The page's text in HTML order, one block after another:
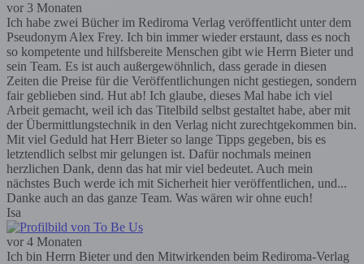
vor 3 Monaten
Ich habe zwei Bücher im Rediroma Verlag veröffentlicht unter dem
Pseudonym Alex Frey. Ich bin immer wieder erstaunt, dass es noch
so kompetente und hilfsbereite Menschen gibt wie Herrn Bieter und
sein Team. Es ist auch außergewöhnlich, dass gerade in diesen
Zeiten die Preise für die Veröffentlichungen nicht gestiegen, sondern
fair geblieben sind. Hut ab! Ich glaube, dieses Mal habe ich viel
Arbeit gemacht, weil ich das Titelbild selbst gestaltet habe, aber mit
der Übermittlungstechnik in den Verlag nicht zurechtgekommen bin.
Mit viel Geduld hat Herr Bieter so lange Tipps gegeben, bis es
letztendlich selbst mir gelungen ist. Dafür nochmals meinen
herzlichen Dank, denn das hat mir viel bedeutet. Auch mein
nächstes Buch werde ich mit Sicherheit hier veröffentlichen, und...
Danke auch an das ganze Team. Was wären wir ohne euch!
Isa
vor 4 Monaten
Ich bin Herrn Bieter und den Mitwirkenden beim Rediroma-Verlag